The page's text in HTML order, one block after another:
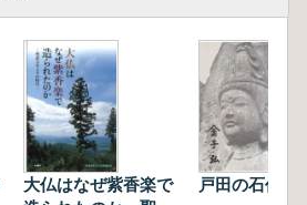
大仏はなぜ紫香楽で
戸田の石仏誌